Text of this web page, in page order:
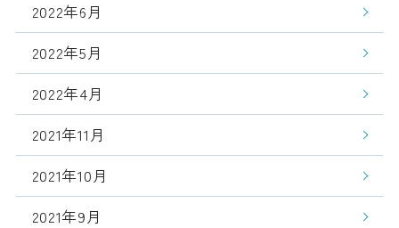
2022年6月
2022年5月
2022年4月
2021年11月
2021年10月
2021年9月